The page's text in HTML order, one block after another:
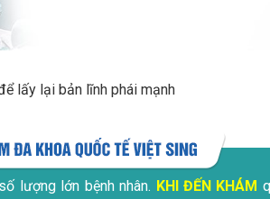
lấy lại bản lĩnh phái mạnh
lượng lớn bệnh nhân. KHI ĐẾN KHÁM